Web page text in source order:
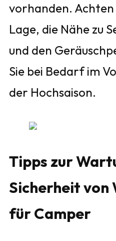
vorhanden. Achten
Lage, die Nähe zu
und den
Sie bei Bedarf im
der Hochsaison.
Tipps zur
Sicherheit von
für Camper